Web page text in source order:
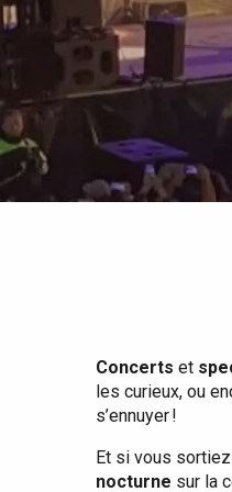
Tout
Eté
Quand il
Avec les
Entre amis
Lieux
Meilleurs
Séjours en
mer
Séjours en
Concerts et
les curieux, ou
s’ennuyer !
Et si vous
nocturne sur la